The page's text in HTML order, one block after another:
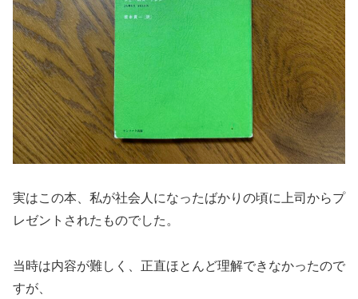
実はこの本、私が社会人になったばかりの頃に上司からプ
レゼントされたものでした。
当時は内容が難しく、正直ほとんど理解できなかったので
すが、